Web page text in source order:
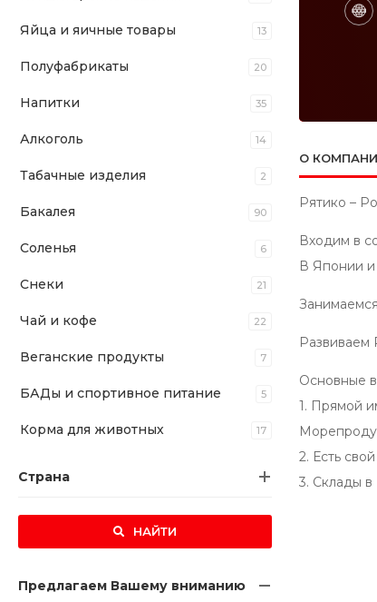
Яйца и яичные товары 13
Полуфабрикаты 20
Напитки 35
Алкоголь 14
Табачные изделия 2
Бакалея 90
Соленья 6
Снеки 21
Чай и кофе 22
Веганские продукты 7
БАДы и спортивное питание 5
Корма для животных 17
Страна
НАЙТИ
Предлагаем Вашему вниманию
О
Рятико –
Входим в
В Японии и
Развиваем
Основные
1. Прямой
2. Есть
3. Склады